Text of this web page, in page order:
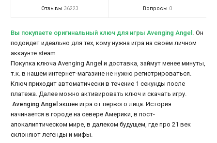
Отзывы 36223 Вопросы 0
Вы покупаете оригинальный ключ для игры Avenging Angel . Он
подойдет идеально для тех, кому нужна игра на своём личном
аккаунте steam.
Покупка ключа Avenging Angel и доставка, займут менее минуты,
т.к. в нашем интернет-магазине не нужно регистрироваться.
Ключ приходит автоматически в течение 1 секунды после
платежа. Далее можно активировать ключ и скачать игру.
Avenging Angelэкшен игра от первого лица. История
начинается в городе на севере Америки, в пост-
апокалиптическом мире, в далеком будущем, где про 21 век
склоняют легенды и мифы.